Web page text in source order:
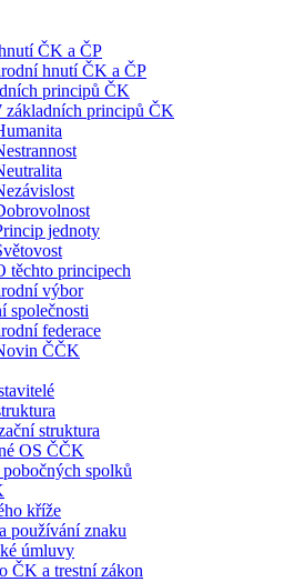
ČK a ČP
hnutí ČK a ČP
principů ČK
základních principů ČK
jednoty
těchto principech
výbor
společnosti
federace
ČČK
struktura
OS ČČK
spolků
kříže
používání znaku
úmluvy
ČK a trestní zákon